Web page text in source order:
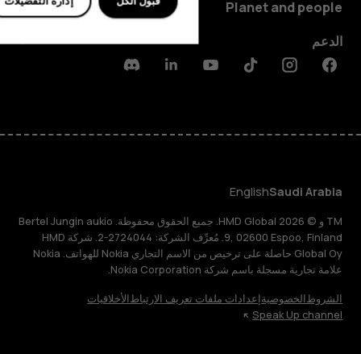
Planet and people
الدعم
Facebook
Instagram
Tiktok
Youtube
Linkedin
Discord
Saudi Arabia
English
TM و © 2026 HMD Global. جميع الحقوق محفوظة. Bertel Jungin aukio
9, 02600 Espoo, Finland. مُعرِّف الشركة: 2724044-2. شركة HMD
Global Oy حاصلة على ترخيص من الاسم التجاري Nokia للهواتف. Nokia
علامة تجارية مسجلة باسم شركة Nokia Corporation.
الشروطالخصوصيةإعدادات ملفات تعريف الارتباطالأخلاقيات
Speak Up channel